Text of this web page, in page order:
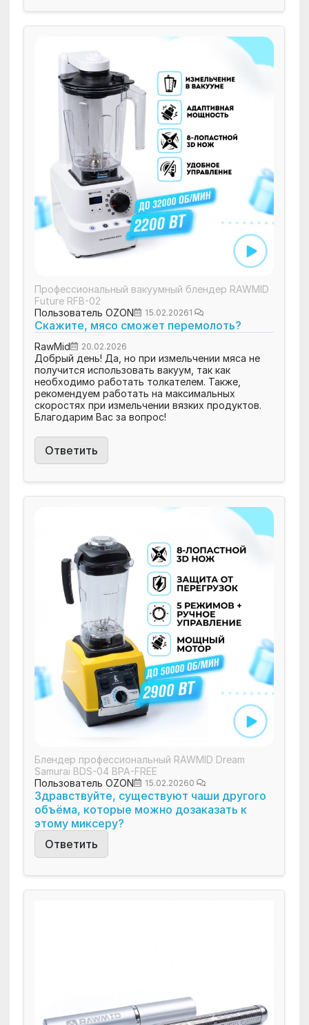
Профессиональный вакуумный блендер RAWMID
Future RFB-02
Пользователь OZON
15.02.20261
Скажите, мясо сможет перемолоть?
RawMid 20.02.2026
Добрый день! Да, но при измельчении мяса не
получится использовать вакуум, так как
необходимо работать толкателем. Также,
рекомендуем работать на максимальных
скоростях при измельчении вязких продуктов.
Благодарим Вас за вопрос!
Ответить
Блендер профессиональный RAWMID Dream
Samurai BDS-04 BPA-FREE
Пользователь OZON
15.02.20260
Здравствуйте, существуют чаши другого
объёма, которые можно дозаказать к
этому миксеру?
Ответить